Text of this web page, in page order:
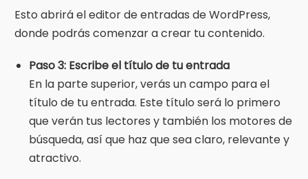
Esto abrirá el editor de entradas de WordPress,
donde podrás comenzar a crear tu contenido.
Paso 3: Escribe el título de tu entrada
En la parte superior, verás un campo para el
título de tu entrada. Este título será lo primero
que verán tus lectores y también los motores de
búsqueda, así que haz que sea claro, relevante y
atractivo.